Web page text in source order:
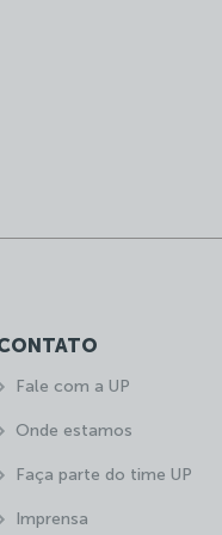
Fale com a UP
Onde estamos
Faça parte do time UP
Imprensa